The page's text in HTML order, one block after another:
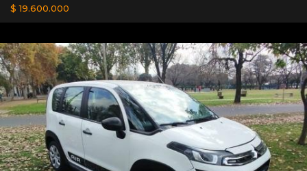
$ 19.600.000